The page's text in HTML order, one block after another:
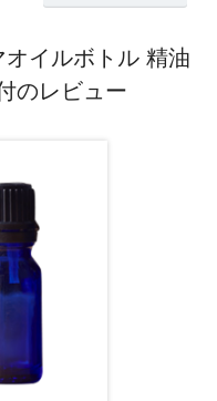
イルボトル 精油
のレビュー